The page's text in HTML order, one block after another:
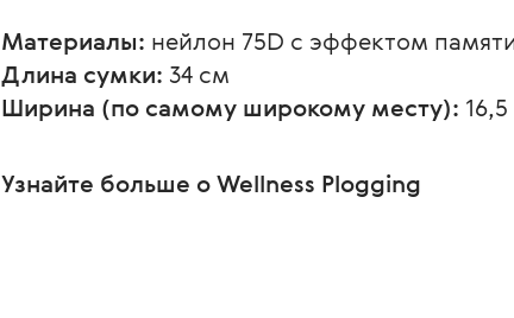
Материалы: нейлон 75D с эффектом
Длина сумки: 34 см
Ширина (по самому широкому месту):
Узнайте больше о Wellness Plogging